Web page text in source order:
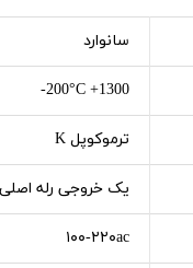
سانوارد
200°C +1300-
ترموکوپل K
یک خروجی رله اصلی
۱۰۰-۲۲۰ac